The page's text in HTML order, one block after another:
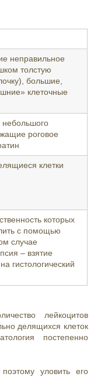
неправильное
толстую
большие,
клеточные
небольшого
роговое
клетки
которых
с помощью
случае
– взятие
гистологический
лейкоцитов
делящихся клеток
постепенно
уловить его